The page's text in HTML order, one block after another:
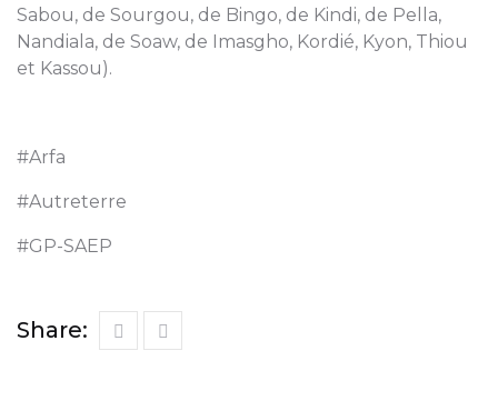
Sabou, de Sourgou, de Bingo, de Kindi, de Pella,
Nandiala, de Soaw, de Imasgho, Kordié, Kyon, Thiou
et Kassou).
#Arfa
#Autreterre
#GP-SAEP
Share: